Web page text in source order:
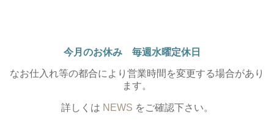
今月のお休み 毎週水曜定休日
なお仕入れ等の都合により営業時間を変更する場合があり
ます。
詳しくは NEWS をご確認下さい。